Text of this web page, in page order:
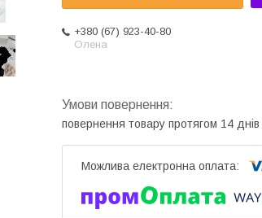
+380 (67) 923-40-80
Олена
повернення товару протягом 14 днів